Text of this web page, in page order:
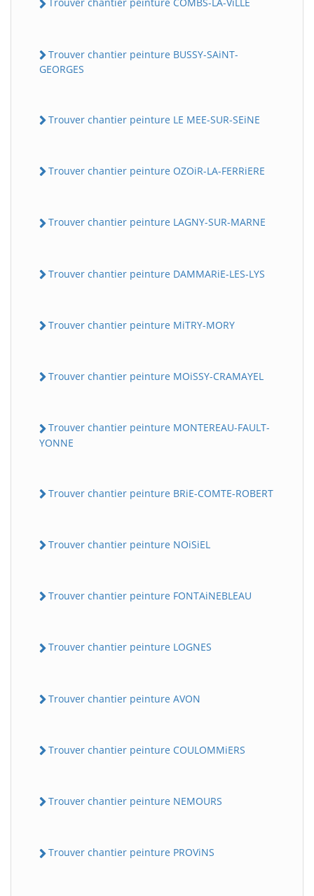
Trouver chantier peinture BUSSY-SAiNT-
GEORGES
Trouver chantier peinture LE MEE-SUR-SEiNE
Trouver chantier peinture OZOiR-LA-FERRiERE
Trouver chantier peinture LAGNY-SUR-MARNE
Trouver chantier peinture DAMMARiE-LES-LYS
Trouver chantier peinture MiTRY-MORY
Trouver chantier peinture MOiSSY-CRAMAYEL
Trouver chantier peinture MONTEREAU-FAULT-
YONNE
Trouver chantier peinture BRiE-COMTE-ROBERT
Trouver chantier peinture NOiSiEL
Trouver chantier peinture FONTAiNEBLEAU
Trouver chantier peinture LOGNES
Trouver chantier peinture AVON
Trouver chantier peinture COULOMMiERS
Trouver chantier peinture NEMOURS
Trouver chantier peinture PROViNS